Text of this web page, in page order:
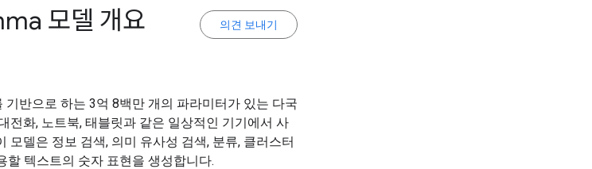
의견 보내기
모델 개요
기반으로 하는 3억 8백만 개의 파라미터가 있는 다국
전화, 노트북, 태블릿과 같은 일상적인 기기에서 사
모델은 정보 검색, 의미 유사성 검색, 분류, 클러스터
할 텍스트의 숫자 표현을 생성합니다.